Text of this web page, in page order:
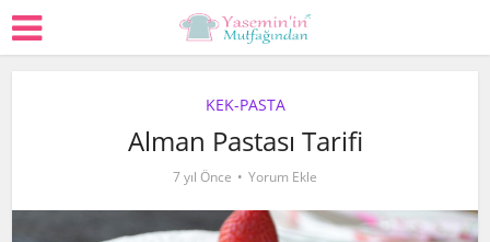
KEK-PASTA
Alman Pastası Tarifi
7 yıl Önce Yorum Ekle